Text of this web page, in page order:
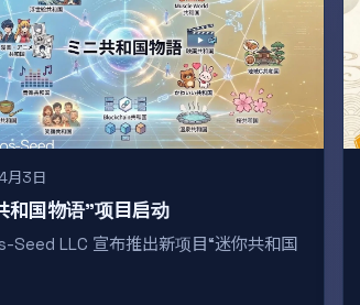
月3日
和国物语”项目启动
Seed LLC 宣布推出新项目“迷你共和国